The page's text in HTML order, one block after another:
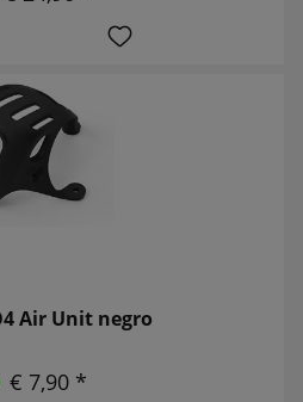
Air Unit negro
€ 7,90 *